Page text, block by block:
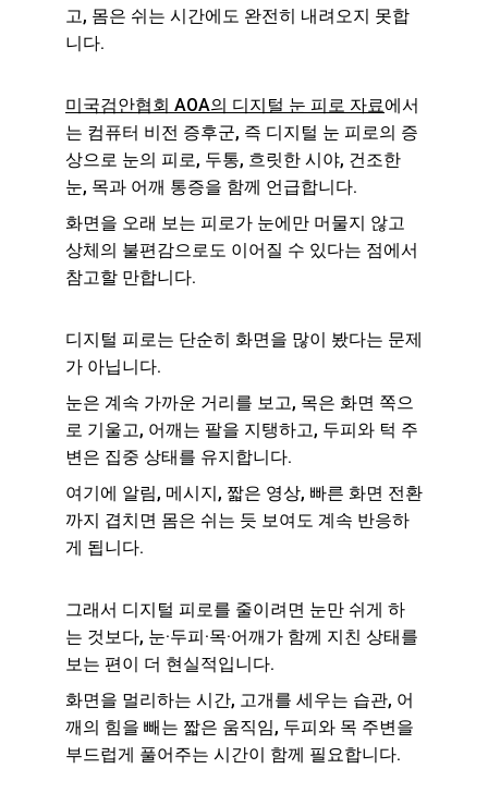
고, 몸은 쉬는 시간에도 완전히 내려오지 못합
니다.
미국검안협회 AOA의 디지털 눈 피로 자료에서
는 컴퓨터 비전 증후군, 즉 디지털 눈 피로의 증
상으로 눈의 피로, 두통, 흐릿한 시야, 건조한
눈, 목과 어깨 통증을 함께 언급합니다.
화면을 오래 보는 피로가 눈에만 머물지 않고
상체의 불편감으로도 이어질 수 있다는 점에서
참고할 만합니다.
디지털 피로는 단순히 화면을 많이 봤다는 문제
가 아닙니다.
눈은 계속 가까운 거리를 보고, 목은 화면 쪽으
로 기울고, 어깨는 팔을 지탱하고, 두피와 턱 주
변은 집중 상태를 유지합니다.
여기에 알림, 메시지, 짧은 영상, 빠른 화면 전환
까지 겹치면 몸은 쉬는 듯 보여도 계속 반응하
게 됩니다.
그래서 디지털 피로를 줄이려면 눈만 쉬게 하
는 것보다, 눈·두피·목·어깨가 함께 지친 상태를
보는 편이 더 현실적입니다.
화면을 멀리하는 시간, 고개를 세우는 습관, 어
깨의 힘을 빼는 짧은 움직임, 두피와 목 주변을
부드럽게 풀어주는 시간이 함께 필요합니다.